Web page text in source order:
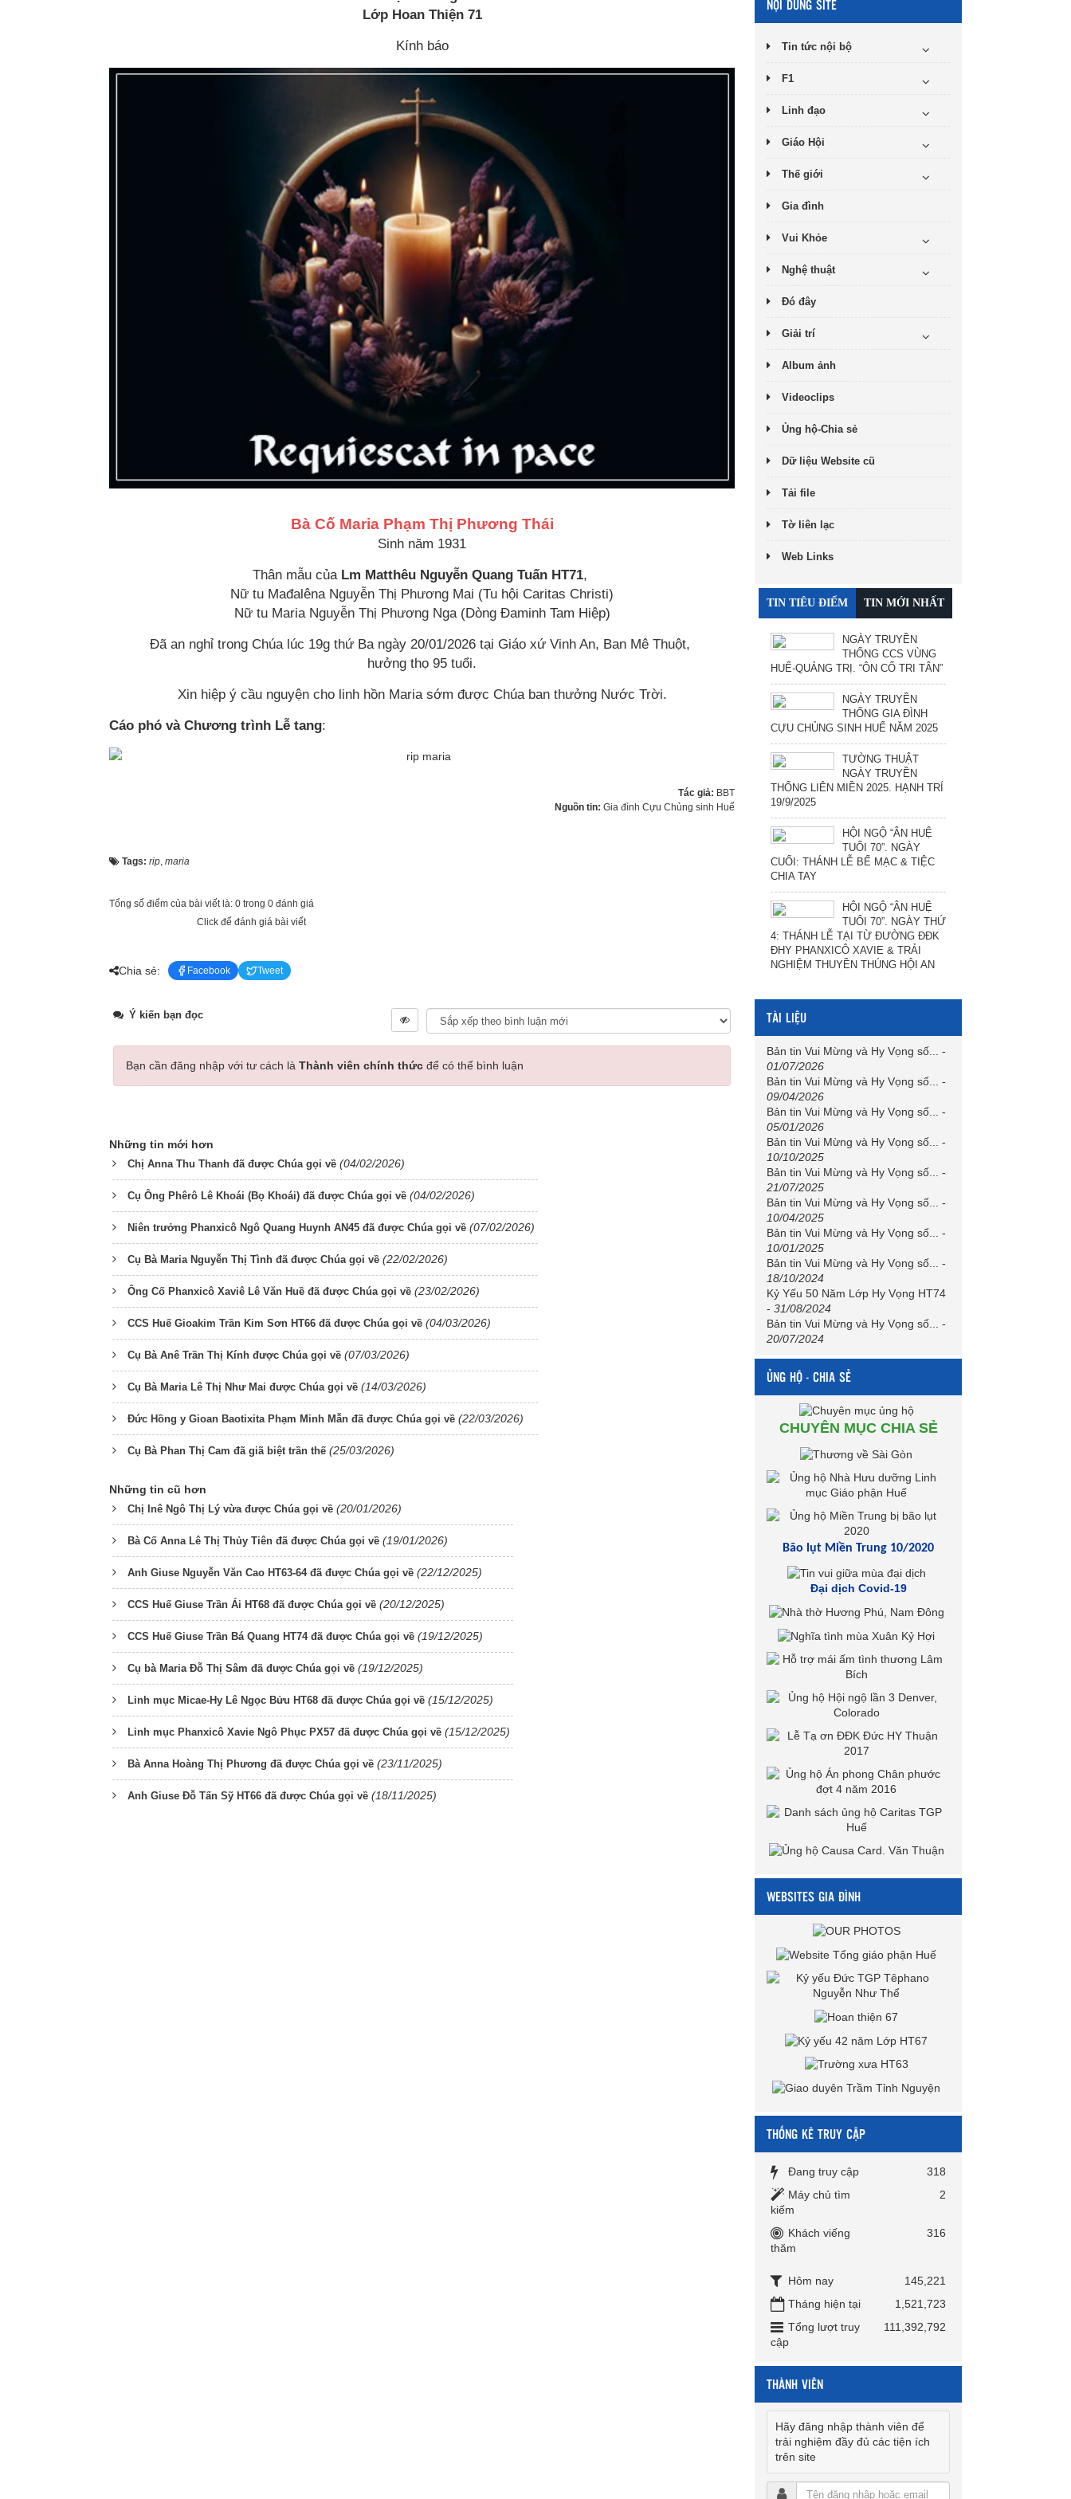
Lớp Hoan Thiện 71
Kính báo
Bà Cố Maria Phạm Thị Phương Thái
Sinh năm 1931
Thân mẫu của Lm Matthêu Nguyễn Quang Tuấn HT71,
Nữ tu Mađalêna Nguyễn Thị Phương Mai (Tu hội Caritas Christi)
Nữ tu Maria Nguyễn Thị Phương Nga (Dòng Đaminh Tam Hiệp)
Đã an nghỉ trong Chúa lúc 19g thứ Ba ngày 20/01/2026 tại Giáo xứ Vinh An, Ban Mê Thuột,
hưởng thọ 95 tuổi.
Xin hiệp ý cầu nguyện cho linh hồn Maria sớm được Chúa ban thưởng Nước Trời.
Cáo phó và Chương trình Lễ tang:
Tác giả: BBT
Nguồn tin: Gia đình Cựu Chủng sinh Huế
Tags: rip, maria
Tổng số điểm của bài viết là: 0 trong 0 đánh giá
Click để đánh giá bài viết
Chia sẻ: Facebook Tweet
Ý kiến bạn đọc
Bạn cần đăng nhập với tư cách là Thành viên chính thức để có thể bình luận
Những tin mới hơn
Chị Anna Thu Thanh đã được Chúa gọi về (04/02/2026)
Cụ Ông Phêrô Lê Khoái (Bọ Khoái) đã được Chúa gọi về (04/02/2026)
Niên trưởng Phanxicô Ngô Quang Huynh AN45 đã được Chúa gọi về (07/02/2026)
Cụ Bà Maria Nguyễn Thị Tình đã được Chúa gọi về (22/02/2026)
Ông Cố Phanxicô Xaviê Lê Văn Huề đã được Chúa gọi về (23/02/2026)
CCS Huế Gioakim Trần Kim Sơn HT66 đã được Chúa gọi về (04/03/2026)
Cụ Bà Anê Trần Thị Kính được Chúa gọi về (07/03/2026)
Cụ Bà Maria Lê Thị Như Mai được Chúa gọi về (14/03/2026)
Đức Hồng y Gioan Baotixita Phạm Minh Mẫn đã được Chúa gọi về (22/03/2026)
Cụ Bà Phan Thị Cam đã giã biệt trần thế (25/03/2026)
Những tin cũ hơn
Chị Inê Ngô Thị Lý vừa được Chúa gọi về (20/01/2026)
Bà Cố Anna Lê Thị Thủy Tiên đã được Chúa gọi về (19/01/2026)
Anh Giuse Nguyễn Văn Cao HT63-64 đã được Chúa gọi về (22/12/2025)
CCS Huế Giuse Trần Ái HT68 đã được Chúa gọi về (20/12/2025)
CCS Huế Giuse Trần Bá Quang HT74 đã được Chúa gọi về (19/12/2025)
Cụ bà Maria Đỗ Thị Sâm đã được Chúa gọi về (19/12/2025)
Linh mục Micae-Hy Lê Ngọc Bửu HT68 đã được Chúa gọi về (15/12/2025)
Linh mục Phanxicô Xavie Ngô Phục PX57 đã được Chúa gọi về (15/12/2025)
Bà Anna Hoàng Thị Phương đã được Chúa gọi về (23/11/2025)
Anh Giuse Đỗ Tấn Sỹ HT66 đã được Chúa gọi về (18/11/2025)
NỘI DUNG SITE
Tin tức nội bộ
F1
Linh đạo
Giáo Hội
Thế giới
Gia đình
Vui Khỏe
Nghệ thuật
Đó đây
Giải trí
Album ảnh
Videoclips
Ủng hộ-Chia sẻ
Dữ liệu Website cũ
Tải file
Tờ liên lạc
Web Links
TIN TIÊU ĐIỂM TIN MỚI NHẤT
NGÀY TRUYỀN
THỐNG CCS VÙNG
HUẾ-QUẢNG TRỊ. “ÔN CỐ TRI TÂN”
NGÀY TRUYỀN
THỐNG GIA ĐÌNH
CỰU CHỦNG SINH HUẾ NĂM 2025
TƯỜNG THUẬT
NGÀY TRUYỀN
THỐNG LIÊN MIỀN 2025. HẠNH TRÍ
19/9/2025
HỘI NGỘ “ÂN HUỆ
TUỔI 70”. NGÀY
CUỐI: THÁNH LỄ BẾ MẠC & TIỆC
CHIA TAY
HỘI NGỘ “ÂN HUỆ
TUỔI 70”. NGÀY THỨ
4: THÁNH LỄ TẠI TỪ ĐƯỜNG ĐĐK
ĐHY PHANXICÔ XAVIE & TRẢI
NGHIỆM THUYỀN THÚNG HỘI AN
TÀI LIỆU
Bản tin Vui Mừng và Hy Vọng số...
-
01/07/2026
Bản tin Vui Mừng và Hy Vọng số...
-
09/04/2026
Bản tin Vui Mừng và Hy Vọng số...
-
05/01/2026
Bản tin Vui Mừng và Hy Vọng số...
-
10/10/2025
Bản tin Vui Mừng và Hy Vọng số...
-
21/07/2025
Bản tin Vui Mừng và Hy Vọng số...
-
10/04/2025
Bản tin Vui Mừng và Hy Vọng số...
-
10/01/2025
Bản tin Vui Mừng và Hy Vọng số...
-
18/10/2024
Kỷ Yếu 50 Năm Lớp Hy Vọng HT74
- 31/08/2024
Bản tin Vui Mừng và Hy Vọng số...
-
20/07/2024
ỦNG HỘ - CHIA SẺ
CHUYÊN MỤC CHIA SẺ
Bão lụt Miền Trung 10/2020
Đại dịch Covid-19
WEBSITES GIA ĐÌNH
THỐNG KÊ TRUY CẬP
Đang truy cập
318
Máy chủ tìm
kiếm
2
Khách viếng
thăm
316
Hôm nay
145,221
Tháng hiện tại
1,521,723
Tổng lượt truy
cập
111,392,792
THÀNH VIÊN
Hãy đăng nhập thành viên để
trải nghiệm đầy đủ các tiện ích
trên site